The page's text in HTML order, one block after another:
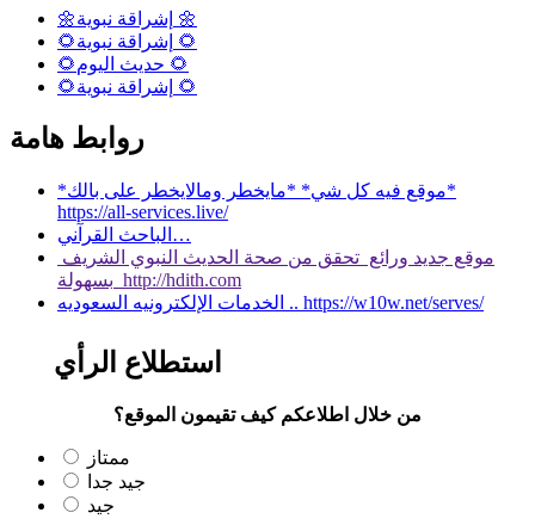
🌼إشراقة نبوية 🌼
🌻إشراقة نبوية 🌻
🌻حديث اليوم 🌻
🌻إشراقة نبوية 🌻
روابط هامة
*موقع فيه كل شي* *مايخطر ومالايخطر على بالك*
https://all-services.live/
الباحث القرآني…
موقع جديد ورائع تحقق من صحة الحديث النبوي الشريف
بسهولة http://hdith.com
الخدمات الإلكترونيه السعوديه .. https://w10w.net/serves/
استطلاع الرأي
من خلال اطلاعكم كيف تقيمون الموقع؟
ممتاز
جيد جدا
جيد